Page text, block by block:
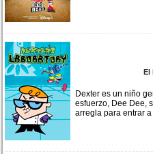
El
Dexter es un niño
esfuerzo, Dee Dee,
arregla para entrar